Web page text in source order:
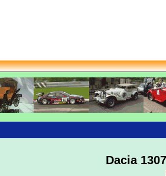
Dacia